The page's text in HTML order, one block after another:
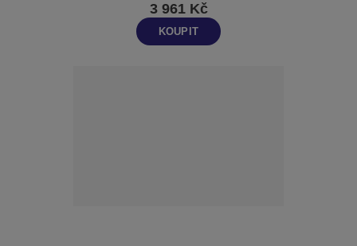
3 961 Kč
KOUPIT